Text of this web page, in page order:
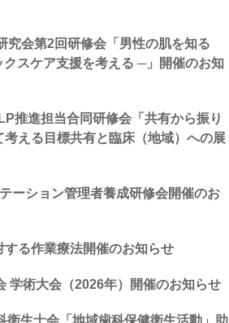
究会第2回研修会「男性の肌を知る
スケア支援を考える ─」開催のお知
推進担当合同研修会「共有から振り
える目標共有と臨床（地域）への展
ーション管理者養成研修会開催のお
る作業療法開催のお知らせ
学術大会（2026年）開催のお知らせ
衛生士会「地域歯科保健衛生活動」助